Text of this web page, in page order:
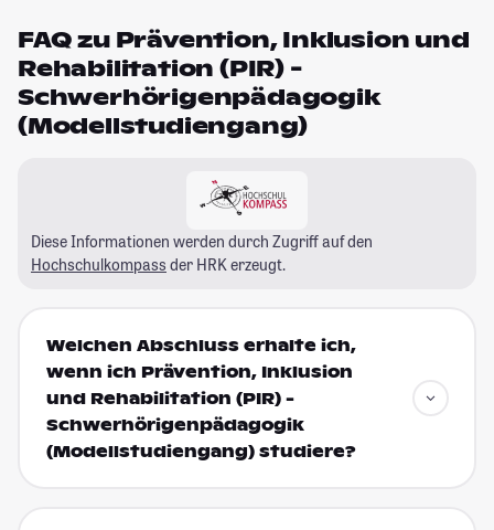
FAQ zu Prävention, Inklusion und
Rehabilitation (PIR) -
Schwerhörigenpädagogik
(Modellstudiengang)
Diese Informationen werden durch Zugriff auf den
Hochschulkompass der HRK erzeugt.
Welchen Abschluss erhalte ich,
wenn ich Prävention, Inklusion
und Rehabilitation (PIR) -
Schwerhörigenpädagogik
(Modellstudiengang) studiere?